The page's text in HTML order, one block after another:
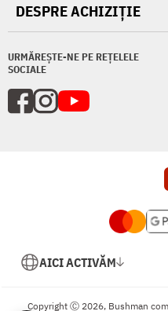
URMĂREȘTE-NE PE REȚELELE
SOCIALE
DESPRE ACHIZIȚIE
AICI ACTIVĂM
Copyright Ⓒ 2026, Bushman